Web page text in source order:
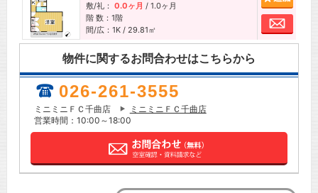
敷/礼： 0.0ヶ月 / 1.0ヶ月
階 数：1階
間/広：1K / 29.81㎡
お問
物件に関するお問合わせはこちらから
026-261-3555
ミニミニＦＣ千曲店
ミニミニＦＣ千曲店
営業時間：10:00～18:00